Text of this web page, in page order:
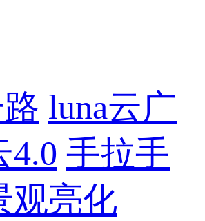
luna云广
4.0 手拉手
观亮化